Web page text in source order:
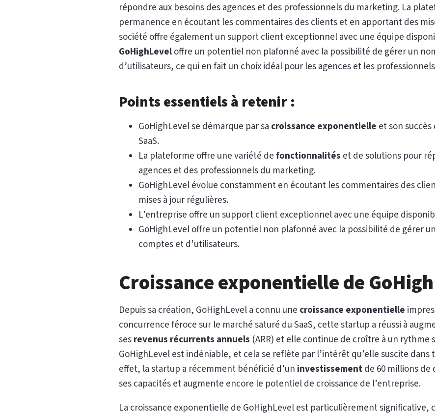
répondre aux besoins des agences et des professionnels du marketing. La
permanence en écoutant les commentaires des clients et en apportant des
société offre également un support client exceptionnel avec une équipe
GoHighLeveloffre un potentiel non plafonné avec la possibilité de gérer un
d’utilisateurs, ce qui en fait un choix idéal pour les agences et les
Points essentiels à retenir :
GoHighLevel se démarque par sa croissance exponentielle et son
SaaS.
La plateforme offre une variété defonctionnalités et de solutions pour
agences et des professionnels du marketing.
GoHighLevel évolue constamment en écoutant les commentaires des
mises à jour régulières.
L’entreprise offre un support client exceptionnel avec une équipe
GoHighLevel offre un potentiel non plafonné avec la possibilité de gérer
comptes et d’utilisateurs.
Croissance exponentielle de
Depuis sa création, GoHighLevel a connu une croissance exponentielle
concurrence féroce sur le marché saturé du SaaS, cette startup a réussi à
sesrevenus récurrents annuels (ARR) et elle continue de croître à un rythme
GoHighLevel est indéniable, et cela se reflète par l’intérêt qu’elle suscite dans
effet, la startup a récemment bénéficié d’un investissementde 60 millions de
ses capacités et augmente encore le potentiel de croissance de l’entreprise.
La croissance exponentielle de GoHighLevel est particulièrement significative,